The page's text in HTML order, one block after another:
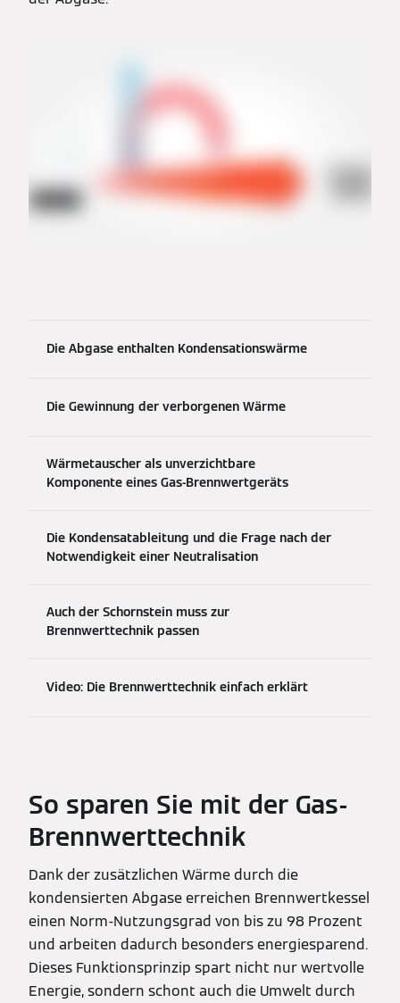
Die Abgase enthalten Kondensationswärme
Die Gewinnung der verborgenen Wärme
Wärmetauscher als unverzichtbare
Komponente eines Gas-Brennwertgeräts
Die Kondensatableitung und die Frage nach der
Notwendigkeit einer Neutralisation
Auch der Schornstein muss zur
Brennwerttechnik passen
Video: Die Brennwerttechnik einfach erklärt
So sparen Sie mit der Gas-
Brennwerttechnik
Dank der zusätzlichen Wärme durch die
kondensierten Abgase erreichen Brennwertkessel
einen Norm-Nutzungsgrad von bis zu 98 Prozent
und arbeiten dadurch besonders energiesparend.
Dieses Funktionsprinzip spart nicht nur wertvolle
Energie, sondern schont auch die Umwelt durch